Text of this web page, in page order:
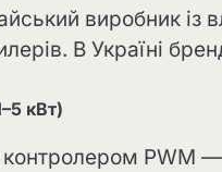
виробник
В Україні
кВт)
PWM